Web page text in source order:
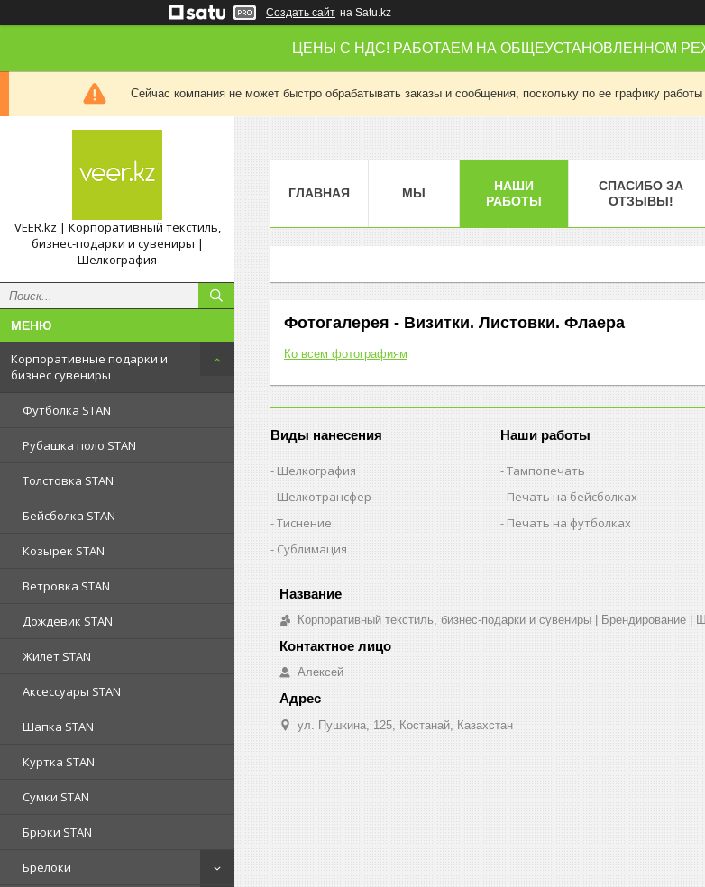
Создать сайт на Satu.kz
ЦЕНЫ С НДС! РАБОТАЕМ НА ОБЩЕУСТАНОВЛЕННОМ
Сейчас компания не может быстро обрабатывать заказы и сообщения, поскольку по ее графику
VEER.kz | Корпоративный текстиль,
бизнес-подарки и сувениры |
Шелкография
Корпоративные подарки и
бизнес сувениры
Футболка STAN
Рубашка поло STAN
Толстовка STAN
Бейсболка STAN
Козырек STAN
Ветровка STAN
Дождевик STAN
Жилет STAN
Аксессуары STAN
Шапка STAN
Куртка STAN
Сумки STAN
Брюки STAN
Брелоки
ГЛАВНАЯ МЫ
НАШИ
РАБОТЫ
СПАСИБО ЗА
ОТЗЫВЫ!
Фотогалерея - Визитки. Листовки. Флаера
Ко всем фотографиям
Виды нанесения
Шелкография
Шелкотрансфер
Тиснение
Сублимация
Наши работы
Тампопечать
Печать на бейсболках
Печать на футболках
Корпоративный текстиль, бизнес-подарки и сувениры | Брендирование |
Алексей
ул. Пушкина, 125, Костанай, Казахстан